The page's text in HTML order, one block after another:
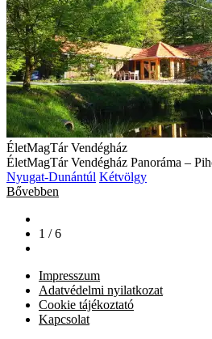
ÉletMagTár Vendégház
ÉletMagTár Vendégház Panoráma –
Nyugat-Dunántúl Kétvölgy
Bővebben
1 / 6
Impresszum
Adatvédelmi nyilatkozat
Cookie tájékoztató
Kapcsolat